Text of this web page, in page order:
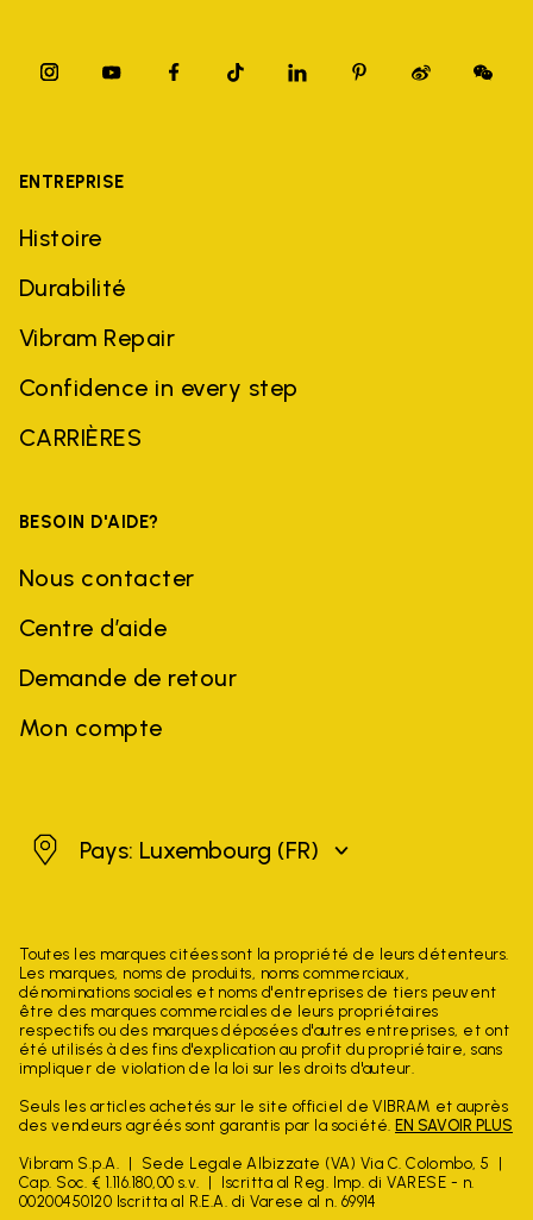
ENTREPRISE
Histoire
Durabilité
Vibram Repair
Confidence in every step
CARRIÈRES
BESOIN D'AIDE?
Nous contacter
Centre d’aide
Demande de retour
Mon compte
Luxembourg
Pays: Luxembourg (FR)
Toutes les marques citées sont la propriété de leurs détenteurs.
Les marques, noms de produits, noms commerciaux,
dénominations sociales et noms d'entreprises de tiers peuvent
être des marques commerciales de leurs propriétaires
respectifs ou des marques déposées d'autres entreprises, et ont
été utilisés à des fins d'explication au profit du propriétaire, sans
impliquer de violation de la loi sur les droits d'auteur.
Seuls les articles achetés sur le site officiel de VIBRAM et auprès
des vendeurs agréés sont garantis par la société. EN SAVOIR PLUS
Vibram S.p.A.
Sede Legale Albizzate (VA) Via C. Colombo, 5
Cap. Soc. € 1.116.180,00 s.v.
Iscritta al Reg. Imp. di VARESE - n.
00200450120 Iscritta al R.E.A. di Varese al n. 69914